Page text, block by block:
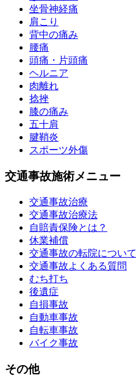
坐骨神経痛
肩こり
背中の痛み
腰痛
頭痛・片頭痛
ヘルニア
肉離れ
捻挫
膝の痛み
五十肩
腱鞘炎
スポーツ外傷
交通事故施術メニュー
交通事故治療
交通事故治療法
自賠責保険とは？
休業補償
交通事故の転院について
交通事故よくある質問
むち打ち
後遺症
自損事故
自動車事故
自転車事故
バイク事故
その他